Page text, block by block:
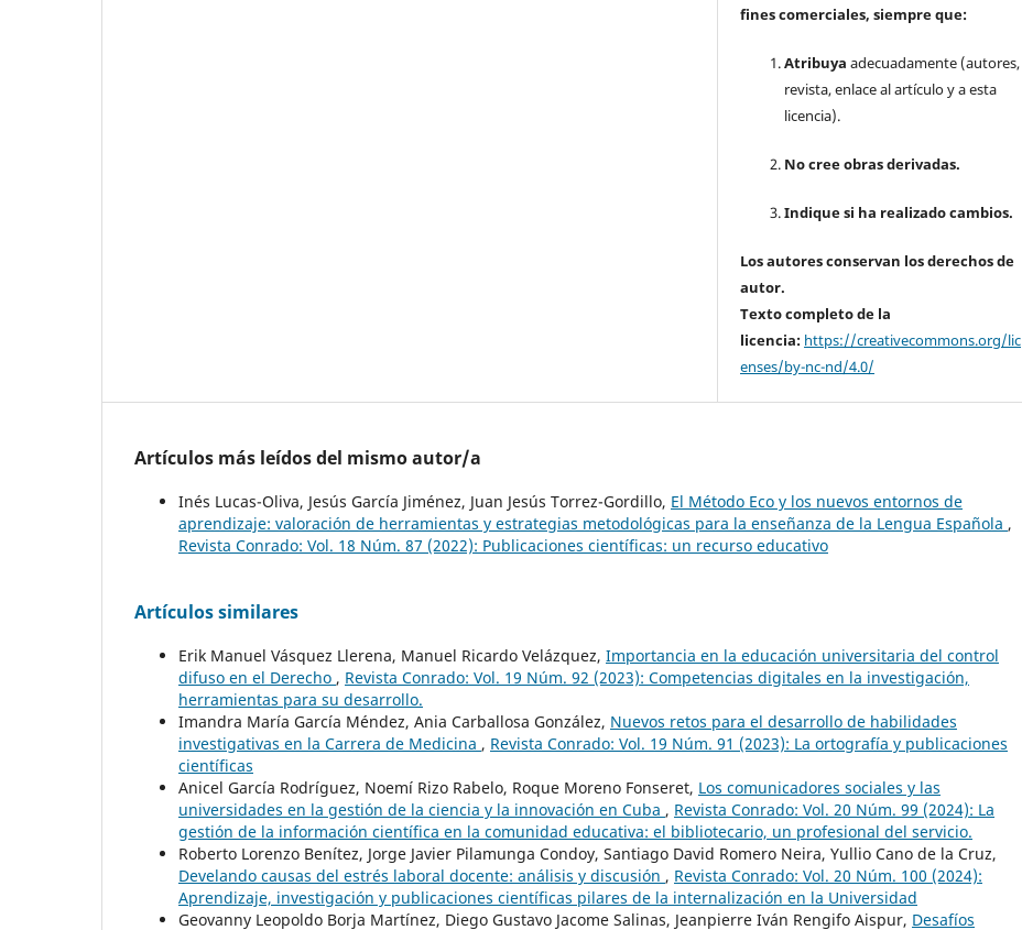
fines comerciales, siempre que:
Atribuya adecuadamente (autores,
revista, enlace al artículo y a esta
licencia).
No cree obras derivadas.
Indique si ha realizado cambios.
Los autores conservan los derechos de
autor.
Texto completo de la
licencia: https://creativecommons.org/lic
enses/by-nc-nd/4.0/
Artículos más leídos del mismo autor/a
Inés Lucas-Oliva, Jesús García Jiménez, Juan Jesús Torrez-Gordillo, El Método Eco y los nuevos entornos de
aprendizaje: valoración de herramientas y estrategias metodológicas para la enseñanza de la Lengua Española ,
Revista Conrado: Vol. 18 Núm. 87 (2022): Publicaciones científicas: un recurso educativo
Artículos similares
Erik Manuel Vásquez Llerena, Manuel Ricardo Velázquez, Importancia en la educación universitaria del control
difuso en el Derecho , Revista Conrado: Vol. 19 Núm. 92 (2023): Competencias digitales en la investigación,
herramientas para su desarrollo.
Imandra María García Méndez, Ania Carballosa González, Nuevos retos para el desarrollo de habilidades
investigativas en la Carrera de Medicina , Revista Conrado: Vol. 19 Núm. 91 (2023): La ortografía y publicaciones
científicas
Anicel García Rodríguez, Noemí Rizo Rabelo, Roque Moreno Fonseret, Los comunicadores sociales y las
universidades en la gestión de la ciencia y la innovación en Cuba , Revista Conrado: Vol. 20 Núm. 99 (2024): La
gestión de la información científica en la comunidad educativa: el bibliotecario, un profesional del servicio.
Roberto Lorenzo Benítez, Jorge Javier Pilamunga Condoy, Santiago David Romero Neira, Yullio Cano de la Cruz,
Develando causas del estrés laboral docente: análisis y discusión , Revista Conrado: Vol. 20 Núm. 100 (2024):
Aprendizaje, investigación y publicaciones científicas pilares de la internalización en la Universidad
Geovanny Leopoldo Borja Martínez, Diego Gustavo Jacome Salinas, Jeanpierre Iván Rengifo Aispur, Desafíos